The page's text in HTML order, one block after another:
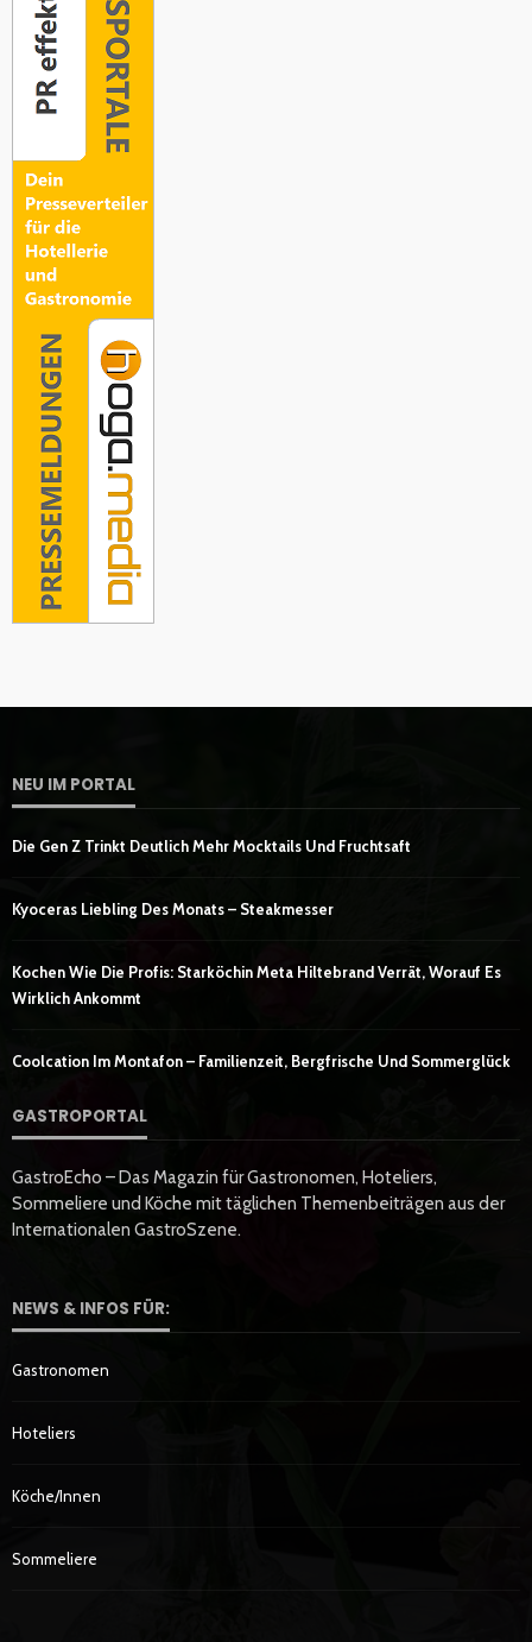
NEU IM PORTAL
Die Gen Z Trinkt Deutlich Mehr Mocktails Und Fruchtsaft
Kyoceras Liebling Des Monats – Steakmesser
Kochen Wie Die Profis: Starköchin Meta Hiltebrand Verrät, Worauf Es
Wirklich Ankommt
Coolcation Im Montafon – Familienzeit, Bergfrische Und Sommerglück
GASTROPORTAL
GastroEcho – Das Magazin für Gastronomen, Hoteliers,
Sommeliere und Köche mit täglichen Themenbeiträgen aus der
Internationalen GastroSzene.
NEWS & INFOS FÜR:
Gastronomen
Hoteliers
Köche/innen
Sommeliere